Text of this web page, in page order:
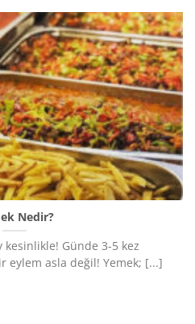
Nedir?
Günde 3-5 kez
eylem asla değil! Yemek; [...]